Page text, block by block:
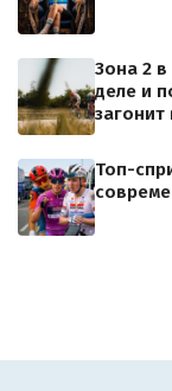
Зона 2
деле и
загонит
Топ-